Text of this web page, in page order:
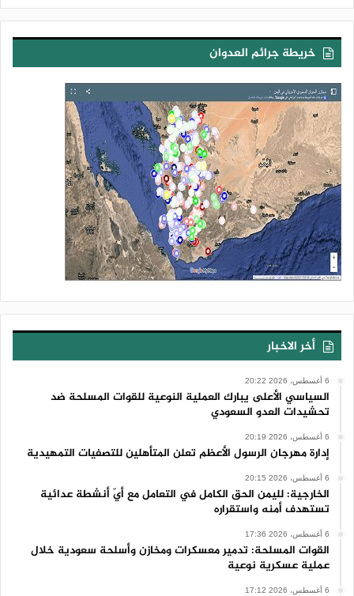
خريطة جرائم العدوان
أخر الاخبار
6 أغسطس، 2026 20:22
السياسي الأعلى يبارك العملية النوعية للقوات المسلحة ضد
تحشيدات العدو السعودي
6 أغسطس، 2026 20:19
إدارة مهرجان الرسول الأعظم تعلن المتأهلين للتصفيات التمهيدية
6 أغسطس، 2026 20:15
الخارجية: لليمن الحق الكامل في التعامل مع أيّ أنشطة عدائية
تستهدف أمنه واستقراره
6 أغسطس، 2026 17:36
القوات المسلحة: تدمير معسكرات ومخازن وأسلحة سعودية خلال
عملية عسكرية نوعية
6 أغسطس، 2026 17:12